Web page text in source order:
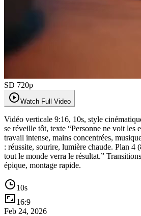
SD 720p
Watch Full Video
Vidéo verticale 9:16, 10s, style
se réveille tôt, texte “Personne ne voit
travail intense, mains concentrées,
: réussite, sourire, lumière chaude. Plan 4
tout le monde verra le résultat.”
épique, montage rapide.
10s
16:9
Feb 24, 2026